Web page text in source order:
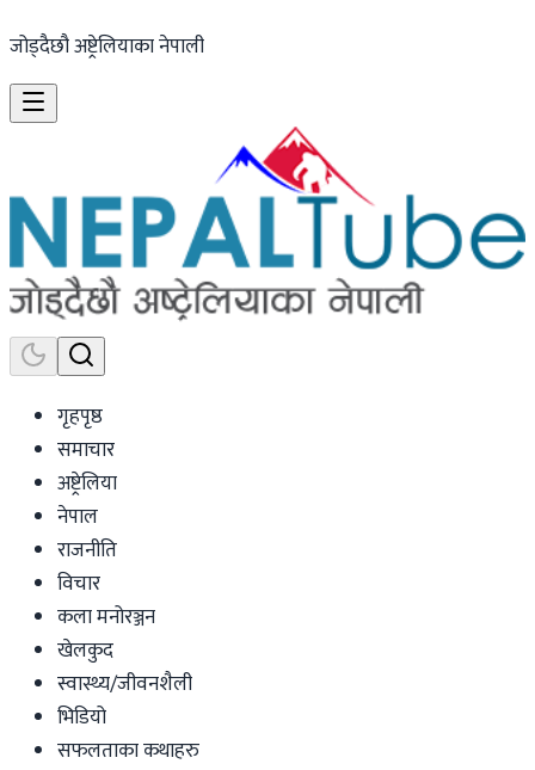
जोड्दैछौ अष्ट्रेलियाका नेपाली
गृहपृष्ठ
समाचार
अष्ट्रेलिया
नेपाल
राजनीति
विचार
कला मनोरञ्जन
खेलकुद
स्वास्थ्य/जीवनशैली
भिडियो
सफलताका कथाहरु